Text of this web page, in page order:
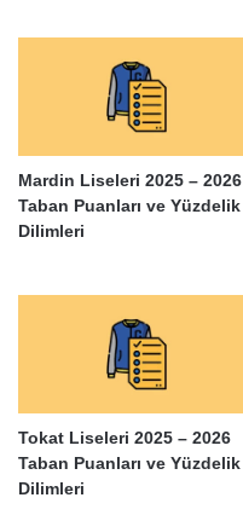
Mardin Liseleri 2025 – 2026
Taban Puanları ve Yüzdelik
Dilimleri
Tokat Liseleri 2025 – 2026
Taban Puanları ve Yüzdelik
Dilimleri